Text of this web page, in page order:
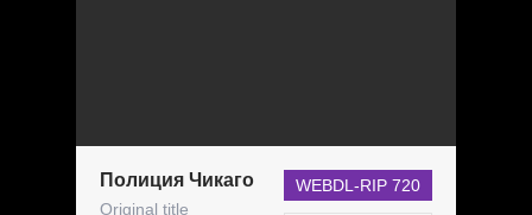
Полиция Чикаго
Original title
WEBDL-RIP 720